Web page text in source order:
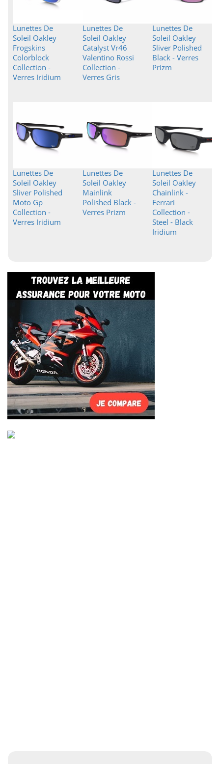
Lunettes De
Soleil Oakley
Frogskins
Colorblock
Collection -
Verres Iridium
Lunettes De
Soleil Oakley
Catalyst Vr46
Valentino Rossi
Collection -
Verres Gris
Lunettes De
Soleil Oakley
Sliver Polished
Black - Verres
Prizm
Lunettes De
Soleil Oakley
Sliver Polished
Moto Gp
Collection -
Verres Iridium
Lunettes De
Soleil Oakley
Mainlink
Polished Black -
Verres Prizm
Lunettes De
Soleil Oakley
Chainlink -
Ferrari
Collection -
Steel - Black
Iridium